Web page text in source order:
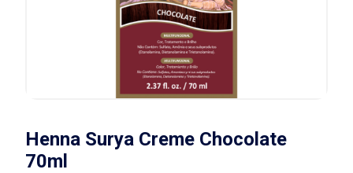
Henna Surya Creme Chocolate
70ml